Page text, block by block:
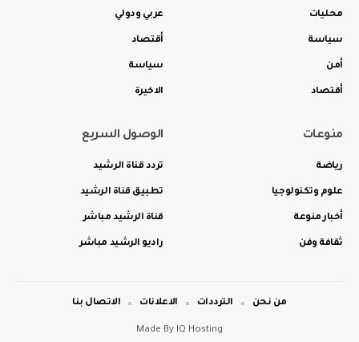
محليات
سياسة
أمن
أقتصاد
عربي ودولي
أقتصاد
سياسة
الاخيرة
منوعات
رياضة
علوم وتكنولوجيا
أخبار منوعة
ثقافة وفن
الوصول السريع
تردد قناة الرشيد
تطبيق قناة الرشيد
قناة الرشيد مباشر
راديو الرشيد مباشر
Made By IQ Hosting
من نحن الترددات الاعلانات الاتصال بنا